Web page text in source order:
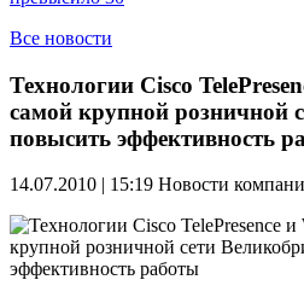
Все новости
Технологии Cisco
самой крупной розничной
повысить эффективность
14.07.2010 | 15:19 Новости